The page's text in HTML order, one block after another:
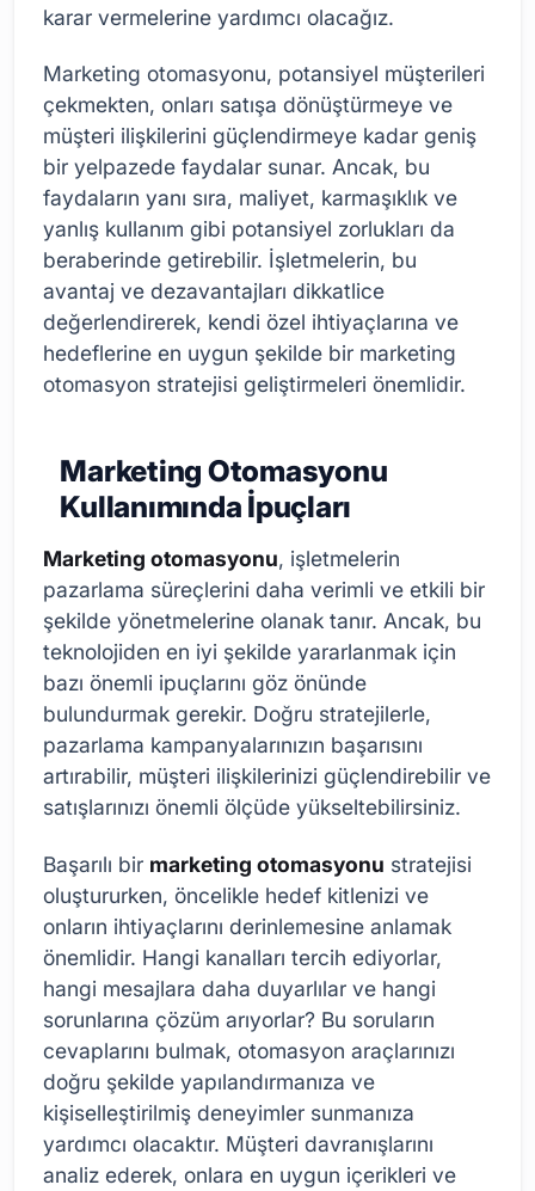
karar vermelerine yardımcı olacağız.
Marketing otomasyonu, potansiyel müşterileri
çekmekten, onları satışa dönüştürmeye ve
müşteri ilişkilerini güçlendirmeye kadar geniş
bir yelpazede faydalar sunar. Ancak, bu
faydaların yanı sıra, maliyet, karmaşıklık ve
yanlış kullanım gibi potansiyel zorlukları da
beraberinde getirebilir. İşletmelerin, bu
avantaj ve dezavantajları dikkatlice
değerlendirerek, kendi özel ihtiyaçlarına ve
hedeflerine en uygun şekilde bir marketing
otomasyon stratejisi geliştirmeleri önemlidir.
Marketing Otomasyonu
Kullanımında İpuçları
Marketing otomasyonu, işletmelerin
pazarlama süreçlerini daha verimli ve etkili bir
şekilde yönetmelerine olanak tanır. Ancak, bu
teknolojiden en iyi şekilde yararlanmak için
bazı önemli ipuçlarını göz önünde
bulundurmak gerekir. Doğru stratejilerle,
pazarlama kampanyalarınızın başarısını
artırabilir, müşteri ilişkilerinizi güçlendirebilir ve
satışlarınızı önemli ölçüde yükseltebilirsiniz.
Başarılı bir marketing otomasyonu stratejisi
oluştururken, öncelikle hedef kitlenizi ve
onların ihtiyaçlarını derinlemesine anlamak
önemlidir. Hangi kanalları tercih ediyorlar,
hangi mesajlara daha duyarlılar ve hangi
sorunlarına çözüm arıyorlar? Bu soruların
cevaplarını bulmak, otomasyon araçlarınızı
doğru şekilde yapılandırmanıza ve
kişiselleştirilmiş deneyimler sunmanıza
yardımcı olacaktır. Müşteri davranışlarını
analiz ederek, onlara en uygun içerikleri ve